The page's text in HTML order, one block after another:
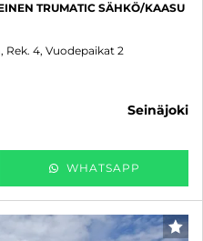
TRUMATIC SÄHKÖ/KAASU
Rek. 4, Vuodepaikat 2
seinäjoki
WHATSAPP